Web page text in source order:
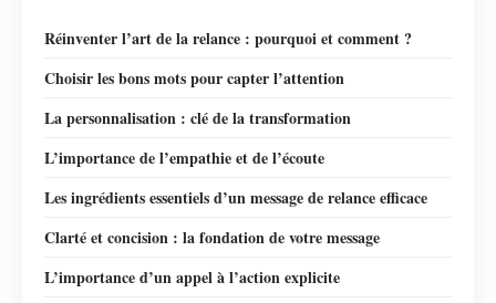
Réinventer l’art de la relance : pourquoi et comment ?
Choisir les bons mots pour capter l’attention
La personnalisation : clé de la transformation
L’importance de l’empathie et de l’écoute
Les ingrédients essentiels d’un message de relance efficace
Clarté et concision : la fondation de votre message
L’importance d’un appel à l’action explicite